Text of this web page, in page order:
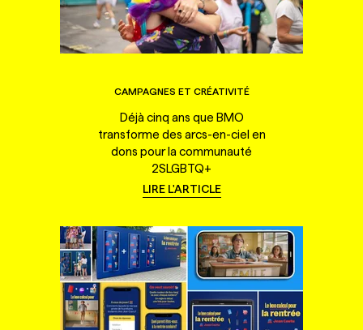
CAMPAGNES ET CRÉATIVITÉ
Déjà cinq ans que BMO
transforme des arcs-en-ciel en
dons pour la communauté
2SLGBTQ+
LIRE L'ARTICLE